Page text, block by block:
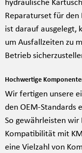
Reparaturset für den
ist darauf ausgelegt,
um Ausfallzeiten zu
Betrieb
Hochwertige
Wir fertigen unsere
den OEM-Standards
So gewährleisten
Kompatibilität mit
eine Vielzahl von